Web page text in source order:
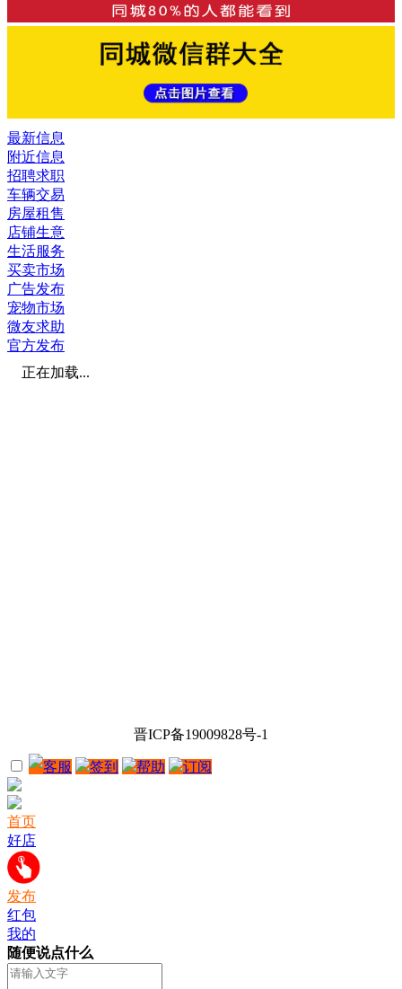
最新信息
附近信息
招聘求职
车辆交易
房屋租售
店铺生意
生活服务
买卖市场
广告发布
宠物市场
微友求助
官方发布
正在加载...
晋ICP备19009828号-1
客服 签到 帮助 订阅
首页
好店
发布
红包
我的
随便说点什么